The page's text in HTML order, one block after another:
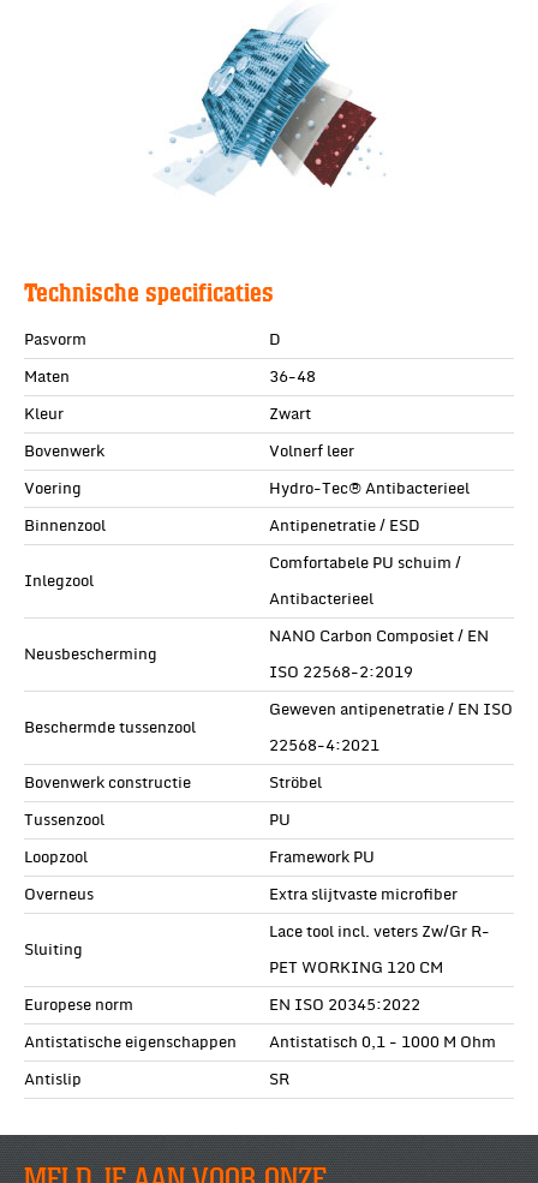
Technische specificaties
Pasvorm
D
Maten
36-48
Kleur
Zwart
Bovenwerk
Volnerf leer
Voering
Hydro-Tec® Antibacterieel
Binnenzool
Antipenetratie / ESD
Inlegzool
Comfortabele PU schuim /
Antibacterieel
Neusbescherming
NANO Carbon Composiet / EN
ISO 22568-2:2019
Beschermde tussenzool
Geweven antipenetratie / EN ISO
22568-4:2021
Bovenwerk constructie
Ströbel
Tussenzool
PU
Loopzool
Framework PU
Overneus
Extra slijtvaste microfiber
Sluiting
Lace tool incl. veters Zw/Gr R-
PET WORKING 120 CM
Europese norm
EN ISO 20345:2022
Antistatische eigenschappen
Antistatisch 0,1 - 1000 M Ohm
Antislip
SR